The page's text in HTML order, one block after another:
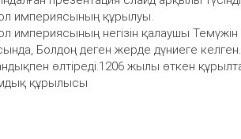
империясының құрылуы.
империясының негізін қалаушы
Болдоң деген жерде дүниеге
өлтіреді.1206 жылы өткен
құрылысы